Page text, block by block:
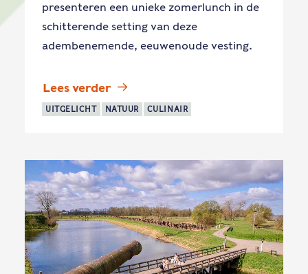
presenteren een unieke zomerlunch in de
schitterende setting van deze
adembenemende, eeuwenoude vesting.
Lees verder
UITGELICHT NATUUR CULINAIR